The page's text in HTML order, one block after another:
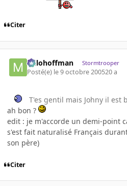
Citer
milohoffman Stormtrooper
Posté(e) le 9 octobre 200520 a
T'es gentil mais Johny il est
ah bon ?
edit : je m'accorde un demi-point
s'est fait naturalisé Français
son père)
Citer